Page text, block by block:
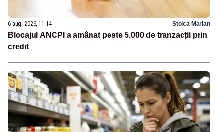
6 aug. 2026, 11:14 Stoica Marian
Blocajul ANCPI a amânat peste 5.000 de tranzacții prin
credit